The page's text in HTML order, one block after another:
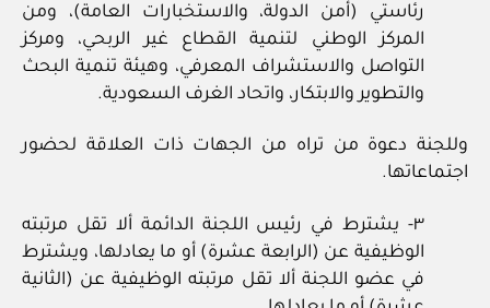
رئاستي (أمن الدولة، والاستخبارات العامة)، ومن
المركز الوطني لتنمية القطاع غير الربحي، ومركز
التواصل والاستشراف المعرفي، وهيئة تنمية البحث
والتطوير والابتكار، واتحاد الغرف السعودية.
وللجنة دعوة من تراه من الجهات ذات العلاقة لحضور
اجتماعاتها.
٣- يشترط في رئيس اللجنة الدائمة ألا تقل مرتبته
الوظيفية عن (الرابعة عشرة) أو ما يعادلها، ويشترط
في عضو اللجنة ألا تقل مرتبته الوظيفية عن (الثانية